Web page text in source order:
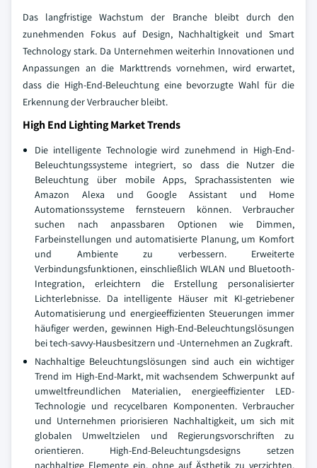
Das langfristige Wachstum der Branche bleibt durch den
zunehmenden Fokus auf Design, Nachhaltigkeit und Smart
Technology stark. Da Unternehmen weiterhin Innovationen und
Anpassungen an die Markttrends vornehmen, wird erwartet,
dass die High-End-Beleuchtung eine bevorzugte Wahl für die
Erkennung der Verbraucher bleibt.
High End Lighting Market Trends
Die intelligente Technologie wird zunehmend in High-End-
Beleuchtungssysteme integriert, so dass die Nutzer die
Beleuchtung über mobile Apps, Sprachassistenten wie
Amazon Alexa und Google Assistant und Home
Automationssysteme fernsteuern können. Verbraucher
suchen nach anpassbaren Optionen wie Dimmen,
Farbeinstellungen und automatisierte Planung, um Komfort
und Ambiente zu verbessern. Erweiterte
Verbindungsfunktionen, einschließlich WLAN und Bluetooth-
Integration, erleichtern die Erstellung personalisierter
Lichterlebnisse. Da intelligente Häuser mit KI-getriebener
Automatisierung und energieeffizienten Steuerungen immer
häufiger werden, gewinnen High-End-Beleuchtungslösungen
bei tech-savvy-Hausbesitzern und -Unternehmen an Zugkraft.
Nachhaltige Beleuchtungslösungen sind auch ein wichtiger
Trend im High-End-Markt, mit wachsendem Schwerpunkt auf
umweltfreundlichen Materialien, energieeffizienter LED-
Technologie und recycelbaren Komponenten. Verbraucher
und Unternehmen priorisieren Nachhaltigkeit, um sich mit
globalen Umweltzielen und Regierungsvorschriften zu
orientieren. High-End-Beleuchtungsdesigns setzen
nachhaltige Elemente ein, ohne auf Ästhetik zu verzichten,